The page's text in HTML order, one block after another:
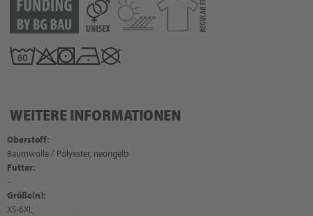
WEITERE INFORMATIONEN
Oberstoff:
Baumwolle / Polyester, neongelb
Futter:
-
Größe(n):
XS-6XL